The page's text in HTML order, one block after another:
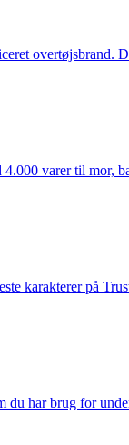
overtøjsbrand.
varer til mor,
karakterer på
har brug for